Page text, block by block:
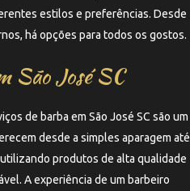
estilos e preferências. Desde
há opções para todos os gostos.
São José SC
de barba em São José SC são um
desde a simples aparagem até
produtos de alta qualidade
A experiência de um barbeiro